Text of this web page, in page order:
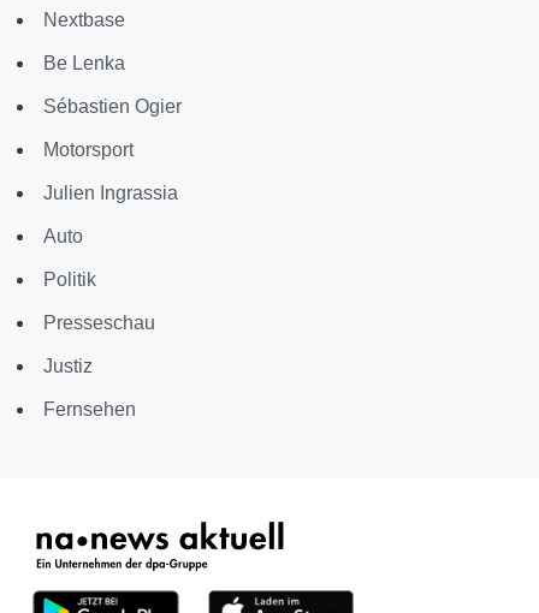
Nextbase
Be Lenka
Sébastien Ogier
Motorsport
Julien Ingrassia
Auto
Politik
Presseschau
Justiz
Fernsehen